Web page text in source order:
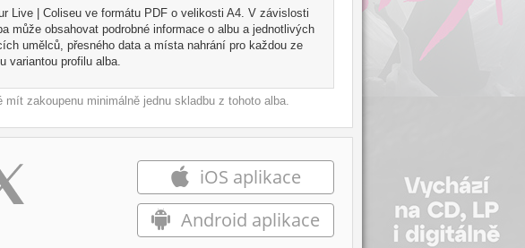
Live | Coliseu ve formátu PDF o velikosti A4. V závislosti
může obsahovat podrobné informace o albu a jednotlivých
umělců, přesného data a místa nahrání pro každou ze
variantou profilu alba.
zakoupenu minimálně jednu skladbu z tohoto alba.
iOS aplikace
Android aplikace